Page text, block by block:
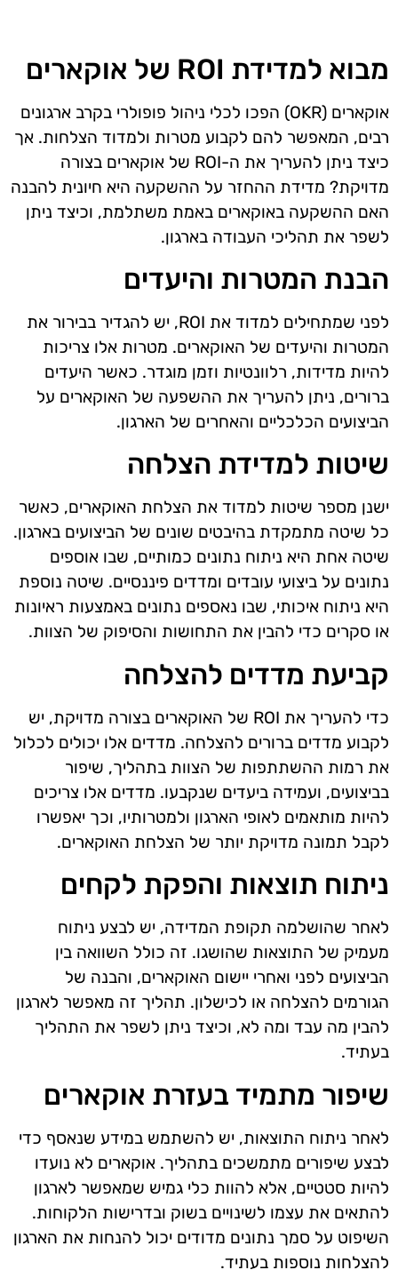
מבוא למדידת ROI של אוקארים
אוקארים (OKR) הפכו לכלי ניהול פופולרי בקרב ארגונים
רבים, המאפשר להם לקבוע מטרות ולמדוד הצלחות. אך
כיצד ניתן להעריך את ה-ROI של אוקארים בצורה
מדויקת? מדידת ההחזר על ההשקעה היא חיונית להבנה
האם ההשקעה באוקארים באמת משתלמת, וכיצד ניתן
לשפר את תהליכי העבודה בארגון.
הבנת המטרות והיעדים
לפני שמתחילים למדוד את ROI, יש להגדיר בבירור את
המטרות והיעדים של האוקארים. מטרות אלו צריכות
להיות מדידות, רלוונטיות וזמן מוגדר. כאשר היעדים
ברורים, ניתן להעריך את ההשפעה של האוקארים על
הביצועים הכלכליים והאחרים של הארגון.
שיטות למדידת הצלחה
ישנן מספר שיטות למדוד את הצלחת האוקארים, כאשר
כל שיטה מתמקדת בהיבטים שונים של הביצועים בארגון.
שיטה אחת היא ניתוח נתונים כמותיים, שבו אוספים
נתונים על ביצועי עובדים ומדדים פיננסיים. שיטה נוספת
היא ניתוח איכותי, שבו נאספים נתונים באמצעות ראיונות
או סקרים כדי להבין את התחושות והסיפוק של הצוות.
קביעת מדדים להצלחה
כדי להעריך את ROI של האוקארים בצורה מדויקת, יש
לקבוע מדדים ברורים להצלחה. מדדים אלו יכולים לכלול
את רמות ההשתתפות של הצוות בתהליך, שיפור
בביצועים, ועמידה ביעדים שנקבעו. מדדים אלו צריכים
להיות מותאמים לאופי הארגון ולמטרותיו, וכך יאפשרו
לקבל תמונה מדויקת יותר של הצלחת האוקארים.
ניתוח תוצאות והפקת לקחים
לאחר שהושלמה תקופת המדידה, יש לבצע ניתוח
מעמיק של התוצאות שהושגו. זה כולל השוואה בין
הביצועים לפני ואחרי יישום האוקארים, והבנה של
הגורמים להצלחה או לכישלון. תהליך זה מאפשר לארגון
להבין מה עבד ומה לא, וכיצד ניתן לשפר את התהליך
בעתיד.
שיפור מתמיד בעזרת אוקארים
לאחר ניתוח התוצאות, יש להשתמש במידע שנאסף כדי
לבצע שיפורים מתמשכים בתהליך. אוקארים לא נועדו
להיות סטטיים, אלא להוות כלי גמיש שמאפשר לארגון
להתאים את עצמו לשינויים בשוק ובדרישות הלקוחות.
השיפוט על סמך נתונים מדודים יכול להנחות את הארגון
להצלחות נוספות בעתיד.